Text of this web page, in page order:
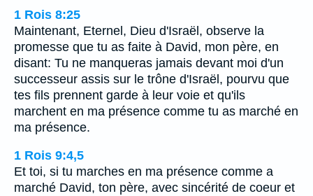
1 Rois 8:25
Maintenant, Eternel, Dieu d'Israël, observe la
promesse que tu as faite à David, mon père, en
disant: Tu ne manqueras jamais devant moi d'un
successeur assis sur le trône d'Israël, pourvu que
tes fils prennent garde à leur voie et qu'ils
marchent en ma présence comme tu as marché en
ma présence.
1 Rois 9:4,5
Et toi, si tu marches en ma présence comme a
marché David, ton père, avec sincérité de coeur et